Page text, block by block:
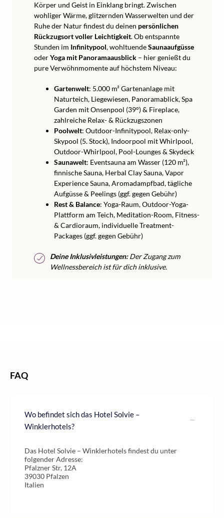
Körper und Geist in Einklang bringt. Zwischen
wohliger Wärme, glitzernden Wasserwelten und der
Ruhe der Natur findest du deinen persönlichen
Rückzugsort voller Leichtigkeit. Ob entspannte
Stunden im Infinitypool, wohltuendeSaunaaufgüsse
oderYoga mit Panoramaausblick – hier genießt du
pure Verwöhnmomente auf höchstem Niveau:
Gartenwelt: 5.000 m² Gartenanlage mit
Naturteich, Liegewiesen, Panoramablick, Spa
Garden mit Onsenpool (39°) & Fireplace,
zahlreiche Relax- & Rückzugszonen
Poolwelt: Outdoor-Infinitypool, Relax-only-
Skypool (5. Stock), Indoorpool mit Whirlpool,
Outdoor-Whirlpool, Pool-Lounges & Skydeck
Saunawelt: Eventsauna am Wasser (120 m²),
finnische Sauna, Herbal Clay Sauna, Vapor
Experience Sauna, Aromadampfbad, tägliche
Aufgüsse & Peelings (ggf. gegen Gebühr)
Rest & Balance: Yoga-Raum, Outdoor-Yoga-
Plattform am Teich, Meditation-Room, Fitness-
& Cardioraum, individuelle Treatment-
Packages (ggf. gegen Gebühr)
Deine Inklusivleistungen:Der Zugang zum
Wellnessbereich ist für dich inklusive.
FAQ
Wo befindet sich das Hotel Solvie –
Winklerhotels?
Das Hotel Solvie – Winklerhotels findest du unter
folgender Adresse:
Pfalzner Str, 12A
39030 Pfalzen
Italien